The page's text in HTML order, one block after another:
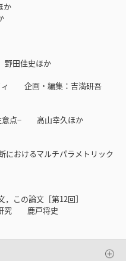
か
田佳史ほか
ィ 企画・編集：吉満研吾
意点− 高山幸久ほか
におけるマルチパラメトリック
この論文［第12回］
研究 鹿戸将史